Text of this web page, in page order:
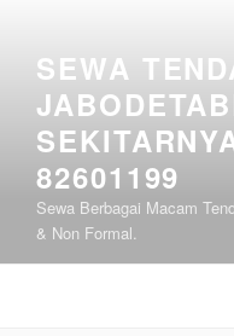
kontenSEWA
82601199
Sewa Berbagai Macam
& Non Formal.